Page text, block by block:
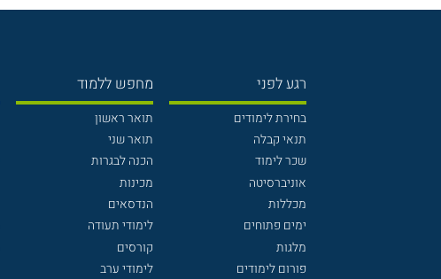
רגע לפני
בחירת לימודים
תנאי קבלה
שכר לימוד
אוניברסיטה
מכללות
ימים פתוחים
מלגות
פורום לימודים
מחפש ללמוד
תואר ראשון
תואר שני
הכנה לבגרות
מכינות
הנדסאים
לימודי תעודה
קורסים
לימודי ערב